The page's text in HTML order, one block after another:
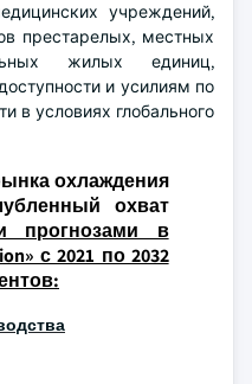
учреждений,
престарелых, местных
жилых единиц,
и усилиям по
в условиях глобального
охлаждения
охват
прогнозами в
с 2021 по 2032